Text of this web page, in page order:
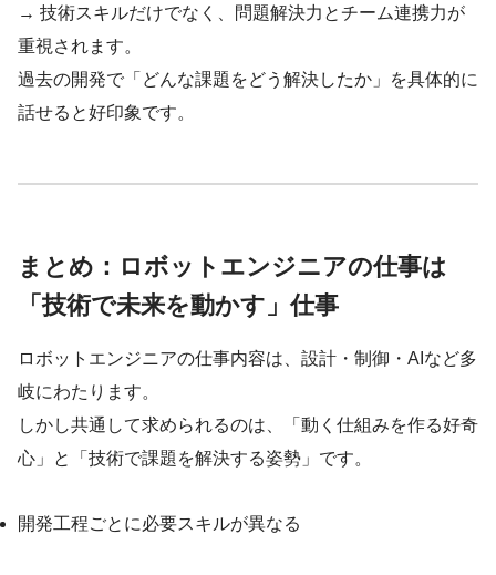
→ 技術スキルだけでなく、問題解決力とチーム連携力が
重視されます。
過去の開発で「どんな課題をどう解決したか」を具体的に
話せると好印象です。
まとめ：ロボットエンジニアの仕事は
「技術で未来を動かす」仕事
ロボットエンジニアの仕事内容は、設計・制御・AIなど多
岐にわたります。
しかし共通して求められるのは、「動く仕組みを作る好奇
心」と「技術で課題を解決する姿勢」です。
開発工程ごとに必要スキルが異なる